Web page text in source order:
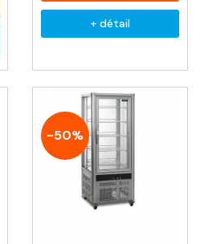
+ détail
-50%